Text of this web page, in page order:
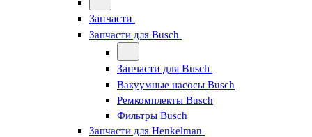
Запчасти
Запчасти для Busch
Запчасти для Busch
Вакуумные насосы Busch
Ремкомплекты Busch
Фильтры Busch
Запчасти для Henkelman